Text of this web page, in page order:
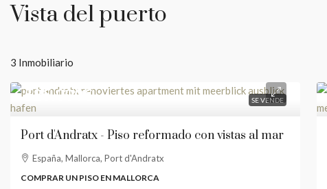
Vista del puerto
3 Inmobiliario
SE VENDE
525.000€
Port d'Andratx - Piso reformado con vistas al mar
España, Mallorca, Port d'Andratx
COMPRAR UN PISO EN MALLORCA